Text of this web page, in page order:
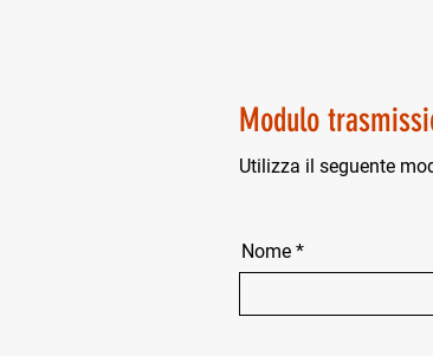
Modulo
Utilizza il seguente
Nome